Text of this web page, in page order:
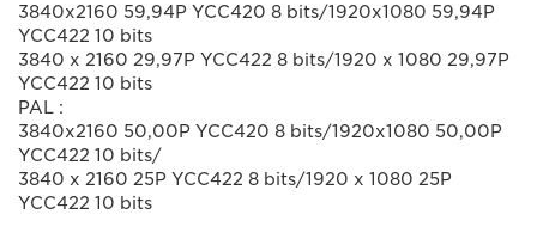
3840x2160 59,94P YCC420 8 bits/1920x1080 59,94P
YCC422 10 bits
3840 x 2160 29,97P YCC422 8 bits/1920 x 1080 29,97P
YCC422 10 bits
PAL :
3840x2160 50,00P YCC420 8 bits/1920x1080 50,00P
YCC422 10 bits/
3840 x 2160 25P YCC422 8 bits/1920 x 1080 25P
YCC422 10 bits